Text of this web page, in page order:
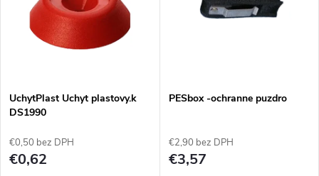
e
p
s
p
r
UchytPlast Uchyt plastovy.k
DS1990
€0,50 bez DPH
€0,62
PESbox -ochranne puzdro
€2,90 bez DPH
€3,57